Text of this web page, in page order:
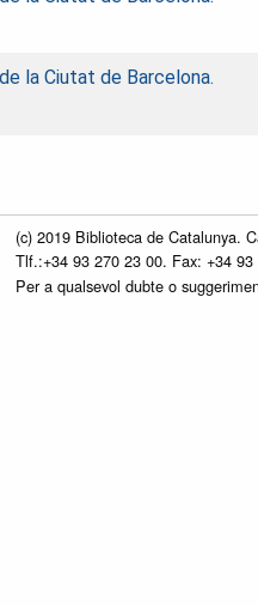
la Ciutat de Barcelona.
(c) 2019 Biblioteca de Catalunya.
Tlf.:+34 93 270 23 00. Fax: +34 93
Per a qualsevol dubte o